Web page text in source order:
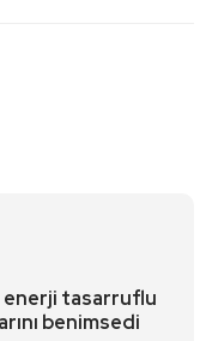
enerji tasarruflu
benimsedi